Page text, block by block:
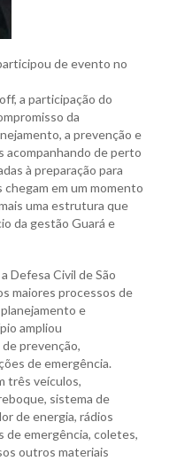
de evento no
a participação do
da
a prevenção e
acompanhando de perto
à preparação para
em um momento
uma estrutura que
da gestão Guará e
Defesa Civil de São
maiores processos de
e
ampliou
prevenção,
de emergência.
três veículos,
sistema de
de energia, rádios
de emergência, coletes,
outros materiais